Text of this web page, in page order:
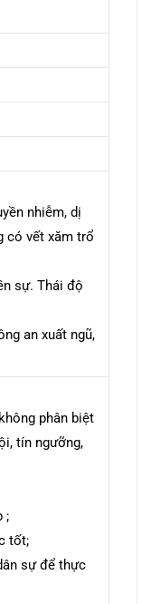
nhiễm, dị
có vết xăm trổ
sự. Thái độ
an xuất ngũ,
phân biệt
tín ngưỡng,
;
tốt;
sự để thực